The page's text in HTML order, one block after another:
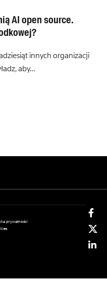
AI open source.
innych organizacji
aby…
prywatności